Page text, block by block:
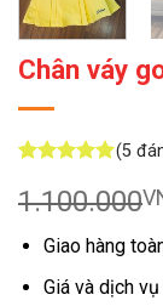
Chân váy
dựa trên
đánh giá
(5
1.100.000
Giao hàng
Giá và dịch